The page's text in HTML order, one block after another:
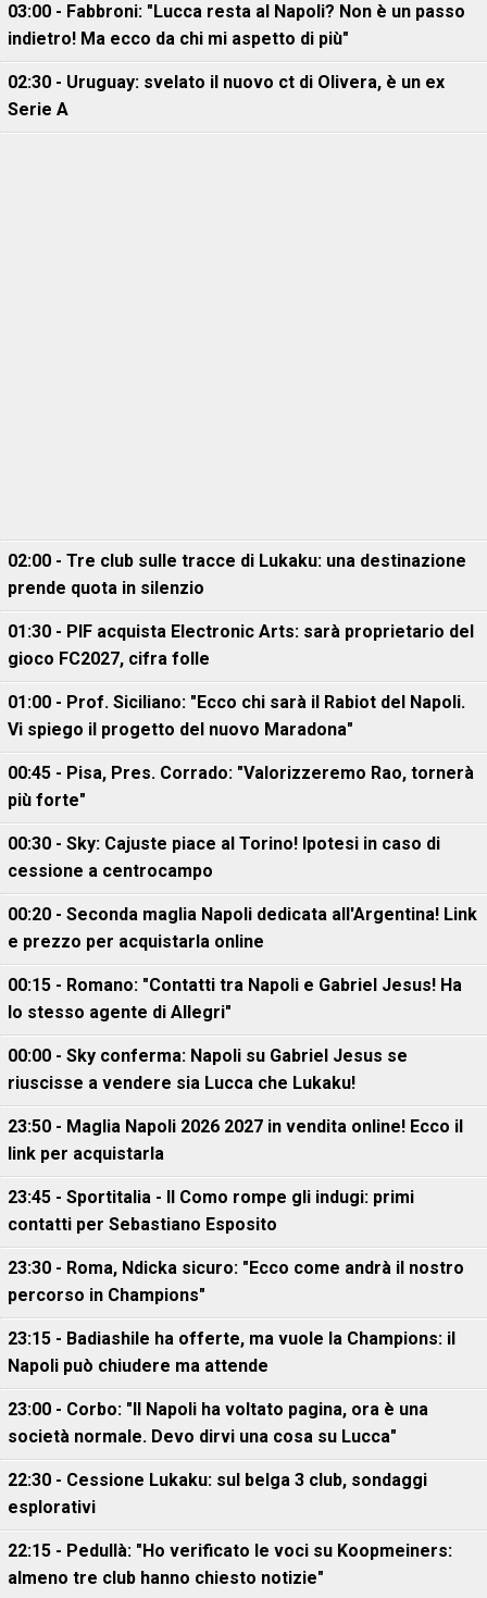
03:00 - Fabbroni: "Lucca resta al Napoli? Non è un passo
indietro! Ma ecco da chi mi aspetto di più"
02:30 - Uruguay: svelato il nuovo ct di Olivera, è un ex
Serie A
02:00 - Tre club sulle tracce di Lukaku: una destinazione
prende quota in silenzio
01:30 - PIF acquista Electronic Arts: sarà proprietario del
gioco FC2027, cifra folle
01:00 - Prof. Siciliano: "Ecco chi sarà il Rabiot del Napoli.
Vi spiego il progetto del nuovo Maradona"
00:45 - Pisa, Pres. Corrado: "Valorizzeremo Rao, tornerà
più forte"
00:30 - Sky: Cajuste piace al Torino! Ipotesi in caso di
cessione a centrocampo
00:20 - Seconda maglia Napoli dedicata all'Argentina! Link
e prezzo per acquistarla online
00:15 - Romano: "Contatti tra Napoli e Gabriel Jesus! Ha
lo stesso agente di Allegri"
00:00 - Sky conferma: Napoli su Gabriel Jesus se
riuscisse a vendere sia Lucca che Lukaku!
23:50 - Maglia Napoli 2026 2027 in vendita online! Ecco il
link per acquistarla
23:45 - Sportitalia - Il Como rompe gli indugi: primi
contatti per Sebastiano Esposito
23:30 - Roma, Ndicka sicuro: "Ecco come andrà il nostro
percorso in Champions"
23:15 - Badiashile ha offerte, ma vuole la Champions: il
Napoli può chiudere ma attende
23:00 - Corbo: "Il Napoli ha voltato pagina, ora è una
società normale. Devo dirvi una cosa su Lucca"
22:30 - Cessione Lukaku: sul belga 3 club, sondaggi
esplorativi
22:15 - Pedullà: "Ho verificato le voci su Koopmeiners:
almeno tre club hanno chiesto notizie"